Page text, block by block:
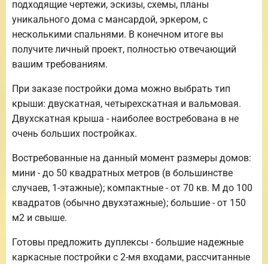
подходящие чертежи, эскизы, схемы, планы
уникального дома с мансардой, эркером, с
несколькими спальнями. В конечном итоге вы
получите личный проект, полностью отвечающий
вашим требованиям.
При заказе постройки дома можно выбрать тип
крыши: двускатная, четырехскатная и вальмовая.
Двухскатная крыша - наиболее востребована в не
очень больших постройках.
Востребованные на данный момент размеры домов:
мини - до 50 квадратных метров (в большинстве
случаев, 1-этажные); компактные - от 70 кв. М до 100
квадратов (обычно двухэтажные); большие - от 150
м2 и свыше.
Готовы предложить дуплексы - большие надежные
каркасные постройки с 2-мя входами, рассчитанные